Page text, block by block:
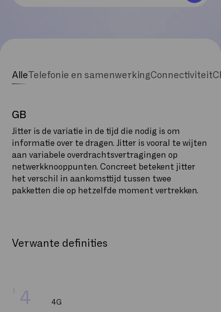
AlleTelefonie en samenwerkingConnectiviteit
4
1
4G
GB
Jitter is de variatie in de tijd die nodig is om
informatie over te dragen. Jitter is vooral te wijten
aan variabele overdrachtsvertragingen op
netwerkknooppunten. Concreet betekent jitter
het verschil in aankomsttijd tussen twee
pakketten die op hetzelfde moment vertrekken.
Verwante definities